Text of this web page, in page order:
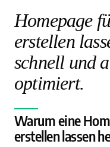
Homepage
erstellen
schnell und
optimiert.
Warum eine
erstellen lassen